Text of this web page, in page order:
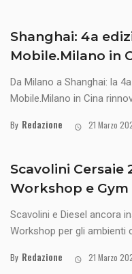
Shanghai: 4a
Mobile.Milano in
Da Milano a Shanghai: la
Mobile.Milano in Cina
By Redazione 21 Marzo
Scavolini Cersaie
Workshop e Gym
Scavolini e Diesel ancora
Workshop per gli ambienti
By Redazione 21 Marzo